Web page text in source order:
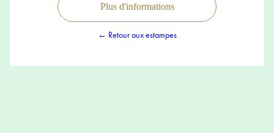
Plus d'informations
← Retour aux estampes